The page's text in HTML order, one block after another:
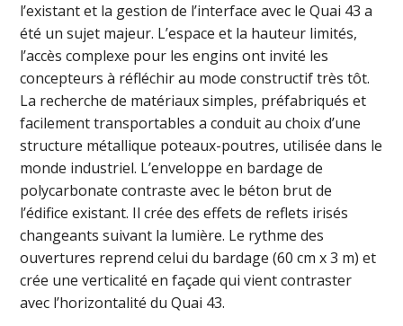
l’existant et la gestion de l’interface avec le Quai 43 a
été un sujet majeur. L’espace et la hauteur limités,
l’accès complexe pour les engins ont invité les
concepteurs à réfléchir au mode constructif très tôt.
La recherche de matériaux simples, préfabriqués et
facilement transportables a conduit au choix d’une
structure métallique poteaux-poutres, utilisée dans le
monde industriel. L’enveloppe en bardage de
polycarbonate contraste avec le béton brut de
l’édifice existant. Il crée des effets de reflets irisés
changeants suivant la lumière. Le rythme des
ouvertures reprend celui du bardage (60 cm x 3 m) et
crée une verticalité en façade qui vient contraster
avec l’horizontalité du Quai 43.